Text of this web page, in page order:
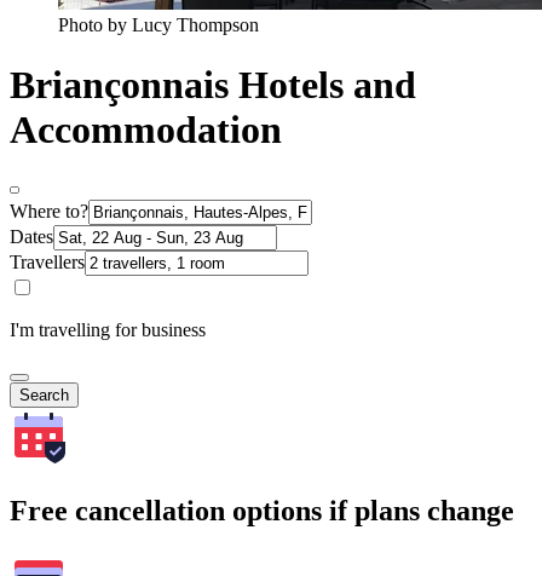
Photo by Lucy Thompson
Briançonnais Hotels and
Accommodation
Where to?
Dates
Travellers
I'm travelling for business
Search
Free cancellation options if plans change